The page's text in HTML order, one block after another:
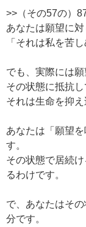
>>（その57の）
あなたは願望に対
「それは私を苦
でも、実際には願
その状態に抵抗
それは生命を抑
あなたは「願望
す。
その状態で居続
るわけです。
で、あなたはそ
分です。